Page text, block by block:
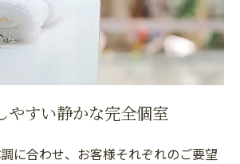
やすい静かな完全個室
に合わせ、お客様それぞれのご要望